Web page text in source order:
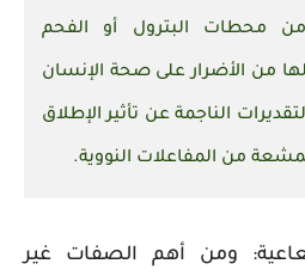
محطات البترول أو الفحم
من الأضرار على صحة الإنسان
الناجمة عن تأثير الإطلاق
من المفاعلات النووية.
ومن أهم الصفات غير